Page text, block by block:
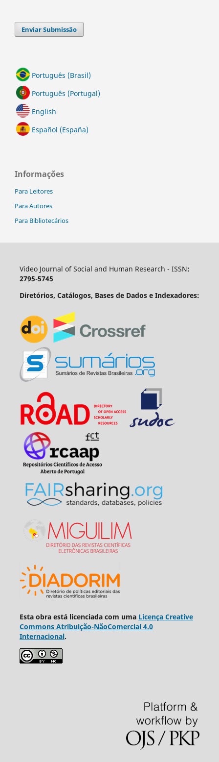
Enviar Submissão
Português (Brasil)
Português (Portugal)
English
Español (España)
Informações
Para Leitores
Para Autores
Para Bibliotecários
Video Journal of Social and Human Research - ISSN:
2795-5745
Diretórios, Catálogos, Bases de Dados e Indexadores:
Esta obra está licenciada com uma Licença Creative
Commons Atribuição-NãoComercial 4.0
Internacional.